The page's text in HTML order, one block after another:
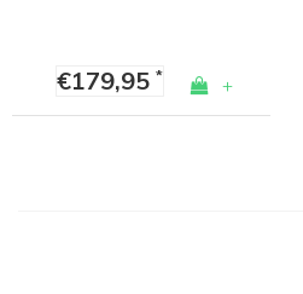
€179,95* +